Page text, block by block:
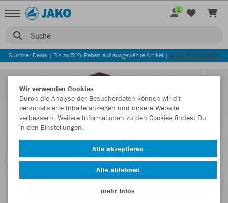
Suche
1
Summer Deals | Bis zu 50% Rabatt auf ausgewählte Artikel | JETZT ENTDECKEN
Wir verwenden Cookies
Durch die Analyse der Besucherdaten können wir dir
personalisierte Inhalte anzeigen und unsere Website
verbessern. Weitere Informationen zu den Cookies findest Du
in den Einstellungen.
Alle akzeptieren
Alle ablehnen
mehr Infos